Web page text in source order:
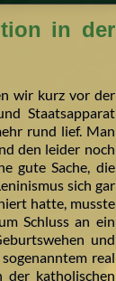
in der
wir kurz vor der
Staatsapparat
rund lief. Man
den leider noch
gute Sache, die
sich gar
hatte, musste
Schluss an ein
und
real
der katholischen